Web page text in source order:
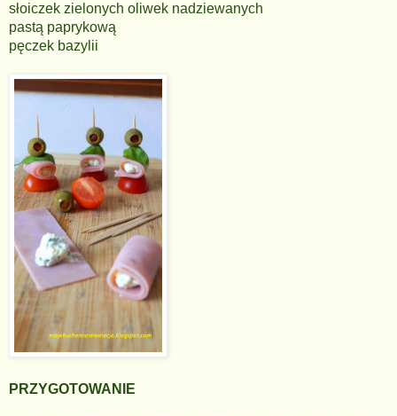
słoiczek zielonych oliwek nadziewanych
pastą paprykową
pęczek bazylii
PRZYGOTOWANIE